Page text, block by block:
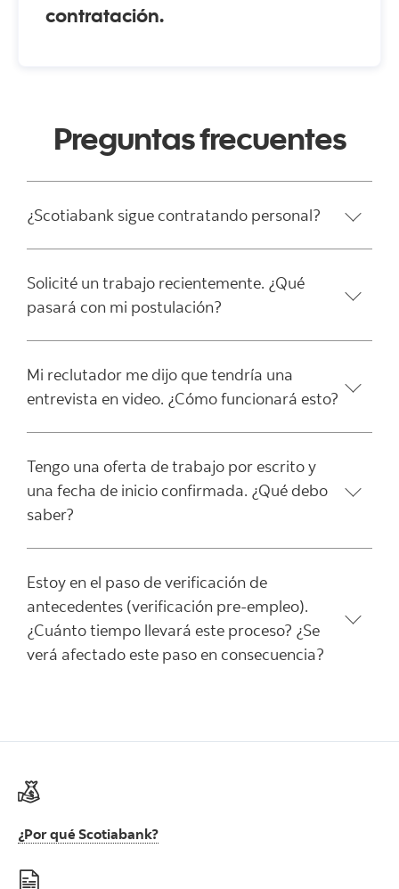
contratación.
Preguntas frecuentes
¿Scotiabank sigue contratando personal?
Solicité un trabajo recientemente. ¿Qué
pasará con mi postulación?
Mi reclutador me dijo que tendría una
entrevista en video. ¿Cómo funcionará esto?
Tengo una oferta de trabajo por escrito y
una fecha de inicio confirmada. ¿Qué debo
saber?
Estoy en el paso de verificación de
antecedentes (verificación pre-empleo).
¿Cuánto tiempo llevará este proceso? ¿Se
verá afectado este paso en consecuencia?
¿Por qué Scotiabank?